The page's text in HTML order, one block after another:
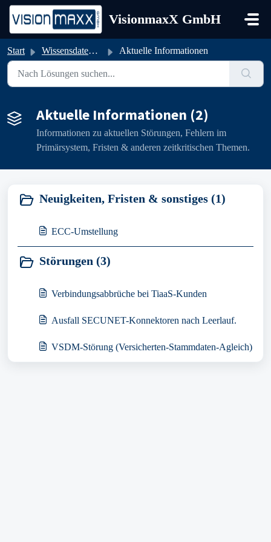
Zum hauptsächlichen Inhalt gehen
VisionmaxX GmbH
Start Wissensdatenbank Aktuelle Informationen
Aktuelle Informationen (2)
Informationen zu aktuellen Störungen, Fehlern im
Primärsystem, Fristen & anderen zeitkritischen Themen.
Neuigkeiten, Fristen & sonstiges (1)
ECC-Umstellung
Störungen (3)
Verbindungsabbrüche bei TiaaS-Kunden
Ausfall SECUNET-Konnektoren nach Leerlauf.
VSDM-Störung (Versicherten-Stammdaten-Agleich)